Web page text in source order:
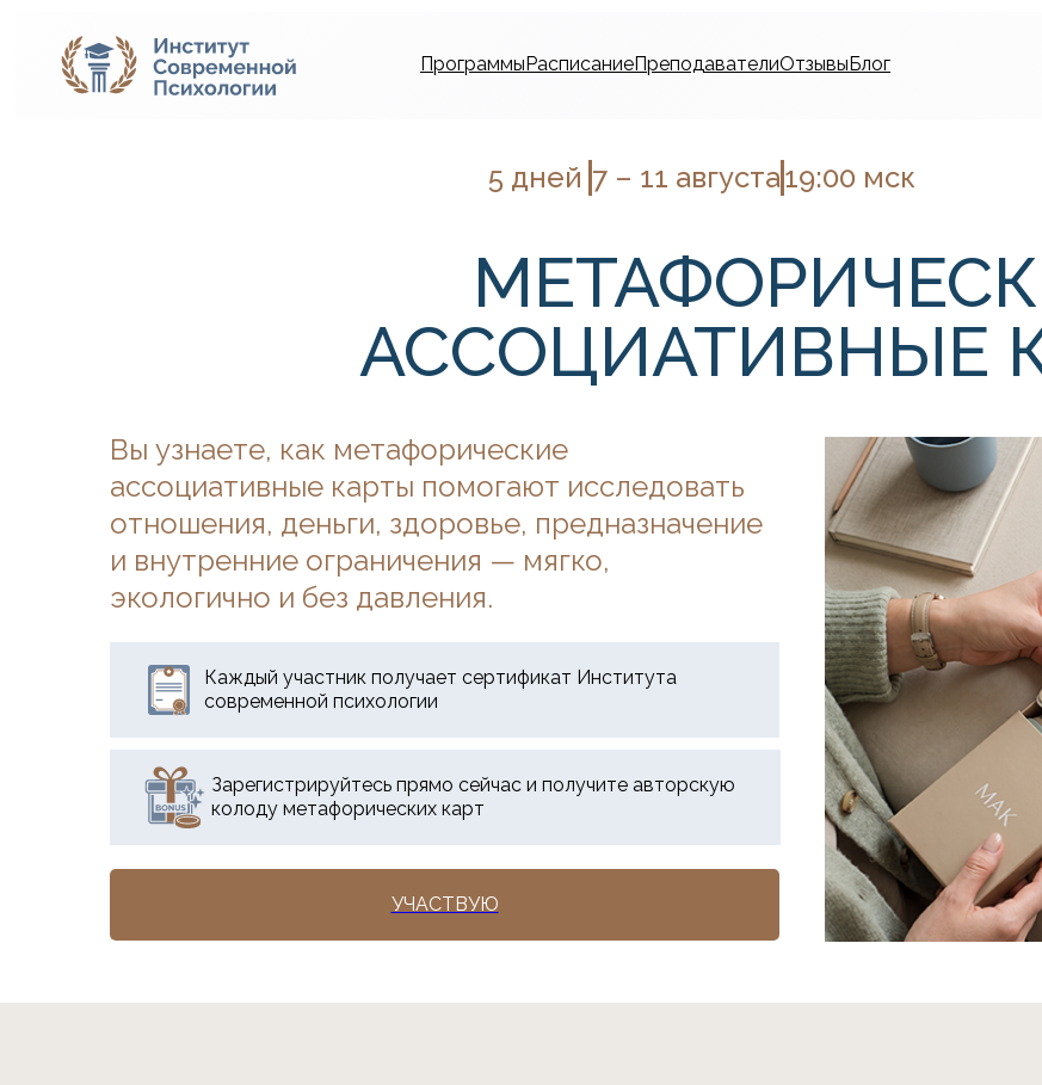
ПрограммыРасписаниеПреподавателиОтзывыБлог
АССОЦИАТИВНЫЕ
Вы узнаете, как метафорические
ассоциативные карты помогают исследовать
отношения, деньги, здоровье, предназначение
и внутренние ограничения — мягко,
экологично и без давления.
УЧАСТВУЮ
Зарегистрируйтесь прямо сейчас и получите авторскую
колоду метафорических карт
Каждый участник получает сертификат Института
современной психологии
5 дней 7 – 11 августа19:00 мск